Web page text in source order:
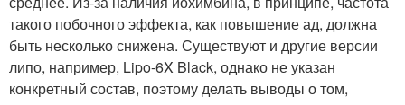
такого побочного эффекта, как повышение ад, должна
быть несколько снижена. Существуют и другие версии
липо, например, Lipo-6X Black, однако не указан
конкретный состав, поэтому делать выводы о том,